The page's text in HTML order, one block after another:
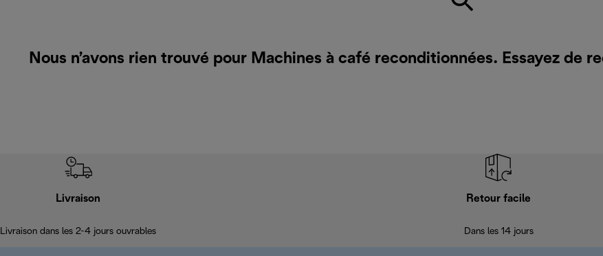
Nous n’avons rien trouvé pour Machines à café reconditionnées. Essayez de
Livraison
Livraison dans les 2-4 jours ouvrables
Retour facile
Dans les 14 jours